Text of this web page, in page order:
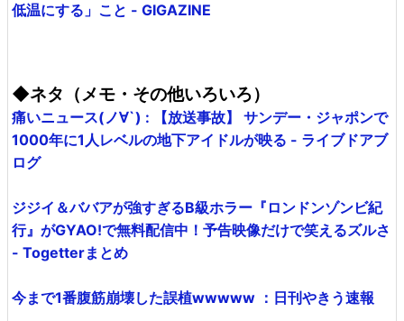
低温にする」こと - GIGAZINE
◆ネタ（メモ・その他いろいろ）
痛いニュース(ノ∀`) : 【放送事故】 サンデー・ジャポンで
1000年に1人レベルの地下アイドルが映る - ライブドアブ
ログ
ジジイ＆ババアが強すぎるB級ホラー『ロンドンゾンビ紀
行』がGYAO!で無料配信中！予告映像だけで笑えるズルさ
- Togetterまとめ
今まで1番腹筋崩壊した誤植wwwww ：日刊やきう速報